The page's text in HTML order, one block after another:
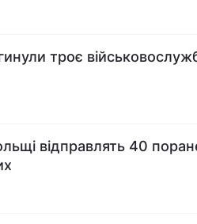
троє
відправлять 40